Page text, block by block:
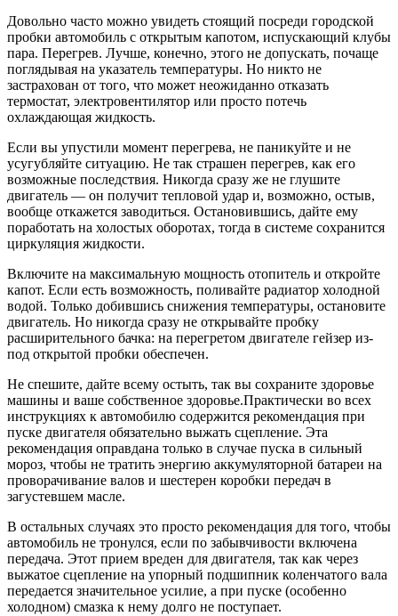
Довольно часто можно увидеть стоящий посреди городской
пробки автомобиль с открытым капотом, испускающий клубы
пара. Перегрев. Лучше, конечно, этого не допускать, почаще
поглядывая на указатель температуры. Но никто не
застрахован от того, что может неожиданно отказать
термостат, электровентилятор или просто потечь
охлаждающая жидкость.
Если вы упустили момент перегрева, не паникуйте и не
усугубляйте ситуацию. Не так страшен перегрев, как его
возможные последствия. Никогда сразу же не глушите
двигатель — он получит тепловой удар и, возможно, остыв,
вообще откажется заводиться. Остановившись, дайте ему
поработать на холостых оборотах, тогда в системе сохранится
циркуляция жидкости.
Включите на максимальную мощность отопитель и откройте
капот. Если есть возможность, поливайте радиатор холодной
водой. Только добившись снижения температуры, остановите
двигатель. Но никогда сразу не открывайте пробку
расширительного бачка: на перегретом двигателе гейзер из-
под открытой пробки обеспечен.
Не спешите, дайте всему остыть, так вы сохраните здоровье
машины и ваше собственное здоровье.Практически во всех
инструкциях к автомобилю содержится рекомендация при
пуске двигателя обязательно выжать сцепление. Эта
рекомендация оправдана только в случае пуска в сильный
мороз, чтобы не тратить энергию аккумуляторной батареи на
проворачивание валов и шестерен коробки передач в
загустевшем масле.
В остальных случаях это просто рекомендация для того, чтобы
автомобиль не тронулся, если по забывчивости включена
передача. Этот прием вреден для двигателя, так как через
выжатое сцепление на упорный подшипник коленчатого вала
передается значительное усилие, а при пуске (особенно
холодном) смазка к нему долго не поступает.